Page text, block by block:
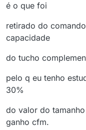
é o que foi
retirado do
capacidade
do tucho
pelo q eu tenho
30%
do valor do
ganho cfm.